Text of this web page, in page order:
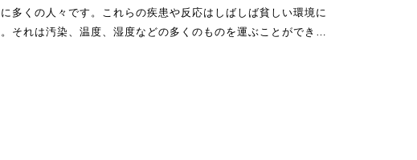
多くの人々です。これらの疾患や反応はしばしば貧しい環境に
それは汚染、温度、湿度などの多くのものを運ぶことができる